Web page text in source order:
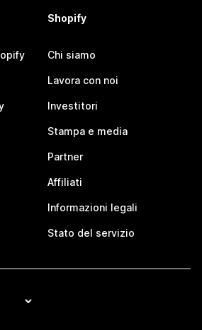
Shopify
Chi siamo
Lavora con noi
Investitori
Stampa e media
Partner
Affiliati
Informazioni legali
Stato del servizio